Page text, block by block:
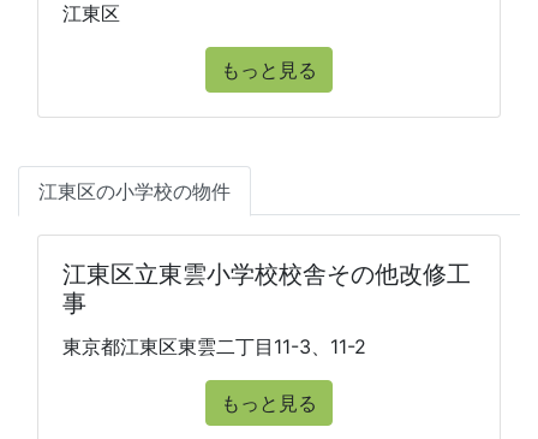
江東区
もっと見る
江東区の小学校の物件
江東区立東雲小学校校舎その他改修工
事
東京都江東区東雲二丁目11-3、11-2
もっと見る